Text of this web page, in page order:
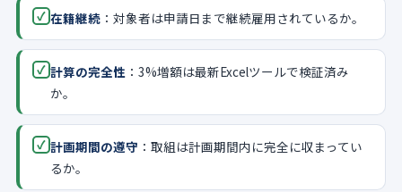
✓ 在籍継続 ：対象者は申請日まで継続雇用されているか。
✓ 計算の完全性 ：3%増額は最新Excelツールで検証済み
か。
✓ 計画期間の遵守 ：取組は計画期間内に完全に収まってい
るか。